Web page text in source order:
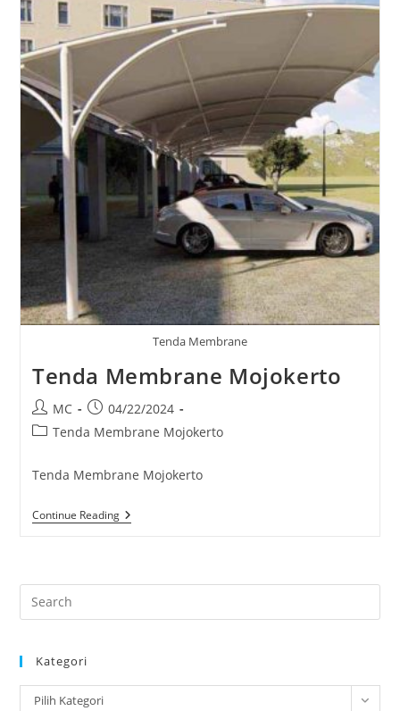
Tenda Membrane
Tenda Membrane Mojokerto
Post
author:
MC
Post
published:
04/22/2024
PostTenda Membrane Mojokerto
Tenda Membrane Mojokerto
Continue ReadingTenda
Membrane
the
Kategori
Kategori
Pilih Kategori